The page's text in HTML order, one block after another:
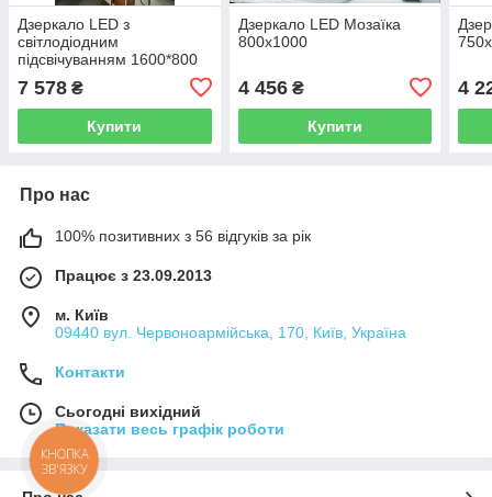
Дзеркало LED з
світлодіодним
підсвічуванням 1600*800
7 578 ₴
Купити
Дзеркало LED Мозаїка
800х1000
4 456₴
Купити
4
Про нас
100% позитивних з 56 відгуків за рік
Працює з 23.09.2013
м. Київ
09440 вул. Червоноармійська, 170, Київ, Україна
Контакти
Сьогодні вихідний
Показати весь графік роботи
КНОПКА
ЗВ'ЯЗКУ